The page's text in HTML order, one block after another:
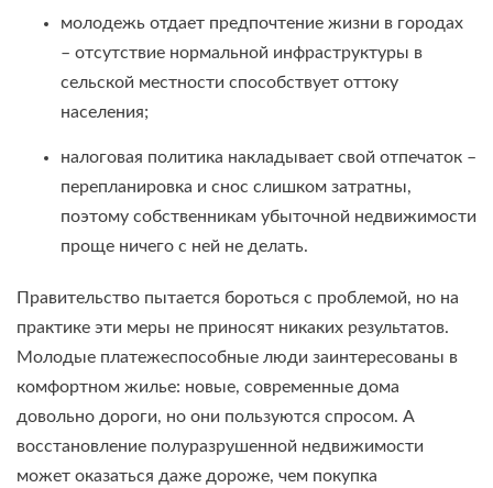
молодежь отдает предпочтение жизни в городах
– отсутствие нормальной инфраструктуры в
сельской местности способствует оттоку
населения;
налоговая политика накладывает свой отпечаток –
перепланировка и снос слишком затратны,
поэтому собственникам убыточной недвижимости
проще ничего с ней не делать.
Правительство пытается бороться с проблемой, но на
практике эти меры не приносят никаких результатов.
Молодые платежеспособные люди заинтересованы в
комфортном жилье: новые, современные дома
довольно дороги, но они пользуются спросом. А
восстановление полуразрушенной недвижимости
может оказаться даже дороже, чем покупка